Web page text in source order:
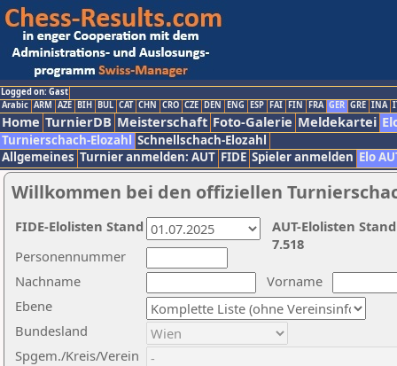
Logged on: Gast
Arabic ARM AZE BIH BUL CAT CHN CRO CZE DEN ENG ESP FAI FIN FRA GER GRE INA
Home TurnierDB Meisterschaft Foto-Galerie Meldekartei
Turnierschach-Elozahl Schnellschach-Elozahl
Allgemeines Turnier anmelden: AUT FIDE Spieler anmelden Elo
Willkommen bei den offiziellen
Nachname
Vorname
Ebene
Personennummer
Bundesland
Spgem./Kreis/Verein
AUT-Elolisten
7.518
FIDE-Elolisten Stand